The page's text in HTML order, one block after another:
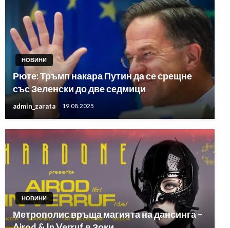
НОВИНИ
Рюте: Тръмп накара Путин да се срещне
със Зеленски до две седмици
admin_zarata 19.08.2025
НОВИНИ
Метрополис връща магията на дансинга –